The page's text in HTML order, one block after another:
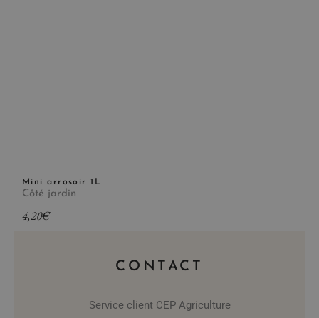
Mini arrosoir 1L
Côté jardin
4,20€
CONTACT
Service client CEP Agriculture